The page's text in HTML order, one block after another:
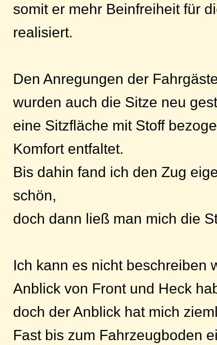
somit er mehr Beinfreiheit für
realisiert.
Den Anregungen der
wurden auch die Sitze neu
eine Sitzfläche mit Stoff
Komfort entfaltet.
Bis dahin fand ich den Zug
schön,
doch dann ließ man mich die
Ich kann es nicht beschreiben
Anblick von Front und Heck
doch der Anblick hat mich
Fast bis zum Fahrzeugboden